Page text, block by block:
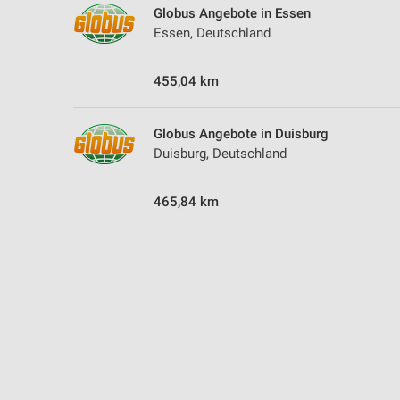
Globus Angebote in Essen
Essen, Deutschland
455,04 km
Globus Angebote in Duisburg
Duisburg, Deutschland
465,84 km